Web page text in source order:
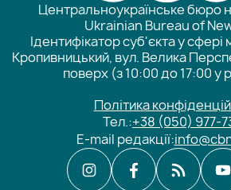
Центральноукраїнське бюро
Ukrainian Bureau of
Ідентифікатор суб'єкта у
Кропивницький, вул. Велика
поверх (з 10:00 до 17:00 у
Політика
Тел.:+38 (050) 977-
E-mail редакції: